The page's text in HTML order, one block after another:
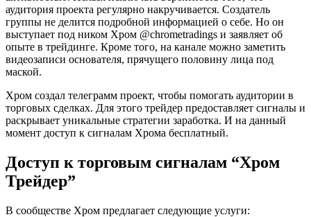
аудитория проекта регулярно накручивается. Создатель
группы не делится подробной информацией о себе. Но он
выступает под ником Хром @chrometradings и заявляет об
опыте в трейдинге. Кроме того, на канале можно заметить
видеозаписи основателя, прячущего половину лица под
маской.
Хром создал телеграмм проект, чтобы помогать аудитории в
торговых сделках. Для этого трейдер предоставляет сигналы и
раскрывает уникальные стратегии заработка. И на данный
момент доступ к сигналам Хрома бесплатный.
Доступ к торговым сигналам “Хром
Трейдер”
В сообществе Хром предлагает следующие услуги: